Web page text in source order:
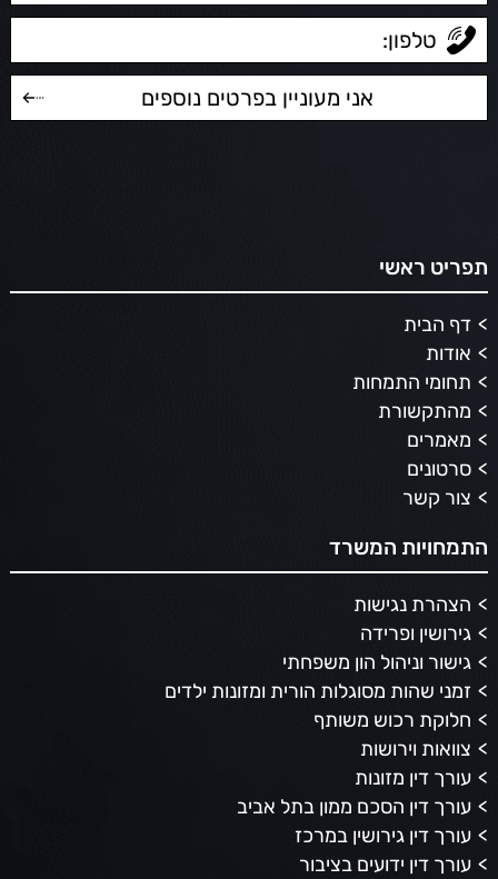
תפריט ראשי
דף הבית
אודות
תחומי התמחות
מהתקשורת
מאמרים
סרטונים
צור קשר
התמחויות המשרד
הצהרת נגישות
גירושין ופרידה
גישור וניהול הון משפחתי
זמני שהות מסוגלות הורית ומזונות ילדים
חלוקת רכוש משותף
צוואות וירושות
עורך דין מזונות
עורך דין הסכם ממון בתל אביב
עורך דין גירושין במרכז
עורך דין ידועים בציבור